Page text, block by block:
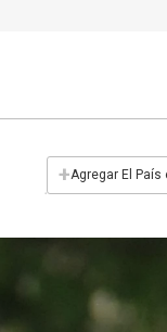
+Agregar El País